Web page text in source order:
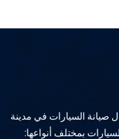
صيانة السيارات في مدينة
بمختلف أنواعها: